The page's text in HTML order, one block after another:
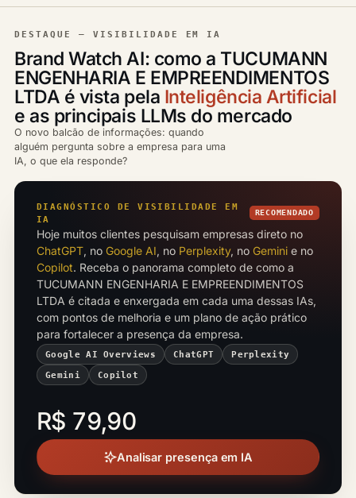
DESTAQUE — VISIBILIDADE EM IA
Brand Watch AI: como a TUCUMANN
ENGENHARIA E EMPREENDIMENTOS
LTDA é vista pela Inteligência Artificial
e as principais LLMs do mercado
O novo balcão de informações: quando
alguém pergunta sobre a empresa para uma
IA, o que ela responde?
DIAGNÓSTICO DE VISIBILIDADE EM
IA
RECOMENDADO
Hoje muitos clientes pesquisam empresas direto no
ChatGPT, no Google AI, no Perplexity, no Gemini e no
Copilot. Receba o panorama completo de como a
TUCUMANN ENGENHARIA E EMPREENDIMENTOS
LTDA é citada e enxergada em cada uma dessas IAs,
com pontos de melhoria e um plano de ação prático
para fortalecer a presença da empresa.
Google AI Overviews ChatGPT Perplexity
Gemini Copilot
R$ 79,90
Analisar presença em IA